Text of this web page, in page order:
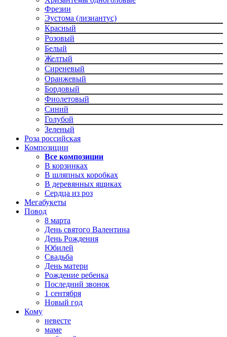
Фрезии
Эустома (лизиантус)
Красный
Розовый
Белый
Желтый
Сиреневый
Оранжевый
Бордовый
Фиолетовый
Синий
Голубой
Зеленый
Роза российская
Композиции
Все композиции
В корзинках
В шляпных коробках
В деревянных ящиках
Сердца из роз
Мегабукеты
Повод
8 марта
День святого Валентина
День Рождения
Юбилей
Свадьба
День матери
Рождение ребенка
Последний звонок
1 сентября
Новый год
Кому
невесте
маме